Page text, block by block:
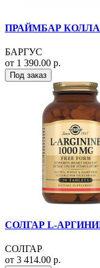
ПРАЙМБАР
БАРГУС
от 1 390.00 р.
Под заказ
СОЛГАР L-
СОЛГАР
от 3 414.00 р.